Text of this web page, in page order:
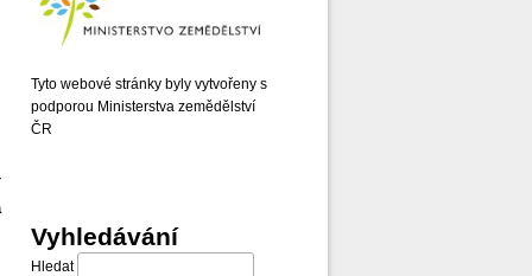
Tyto webové stránky byly vytvořeny s
podporou Ministerstva zemědělství
ČR
Vyhledávání
Hledat